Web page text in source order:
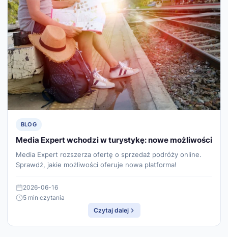
BLOG
Media Expert wchodzi w turystykę: nowe możliwości
Media Expert rozszerza ofertę o sprzedaż podróży online.
Sprawdź, jakie możliwości oferuje nowa platforma!
2026-06-16
5 min czytania
Czytaj dalej